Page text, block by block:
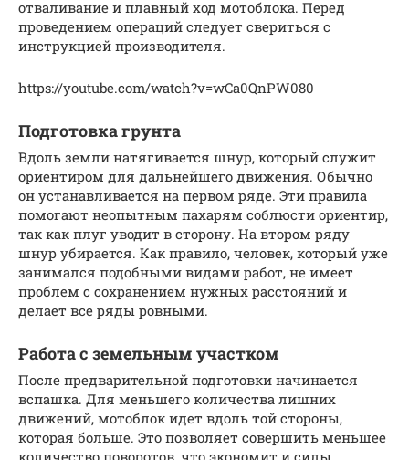
отваливание и плавный ход мотоблока. Перед
проведением операций следует свериться с
инструкцией производителя.
https://youtube.com/watch?v=wCa0QnPW080
Подготовка грунта
Вдоль земли натягивается шнур, который служит
ориентиром для дальнейшего движения. Обычно
он устанавливается на первом ряде. Эти правила
помогают неопытным пахарям соблюсти ориентир,
так как плуг уводит в сторону. На втором ряду
шнур убирается. Как правило, человек, который уже
занимался подобными видами работ, не имеет
проблем с сохранением нужных расстояний и
делает все ряды ровными.
Работа с земельным участком
После предварительной подготовки начинается
вспашка. Для меньшего количества лишних
движений, мотоблок идет вдоль той стороны,
которая больше. Это позволяет совершить меньшее
количество поворотов, что экономит и силы